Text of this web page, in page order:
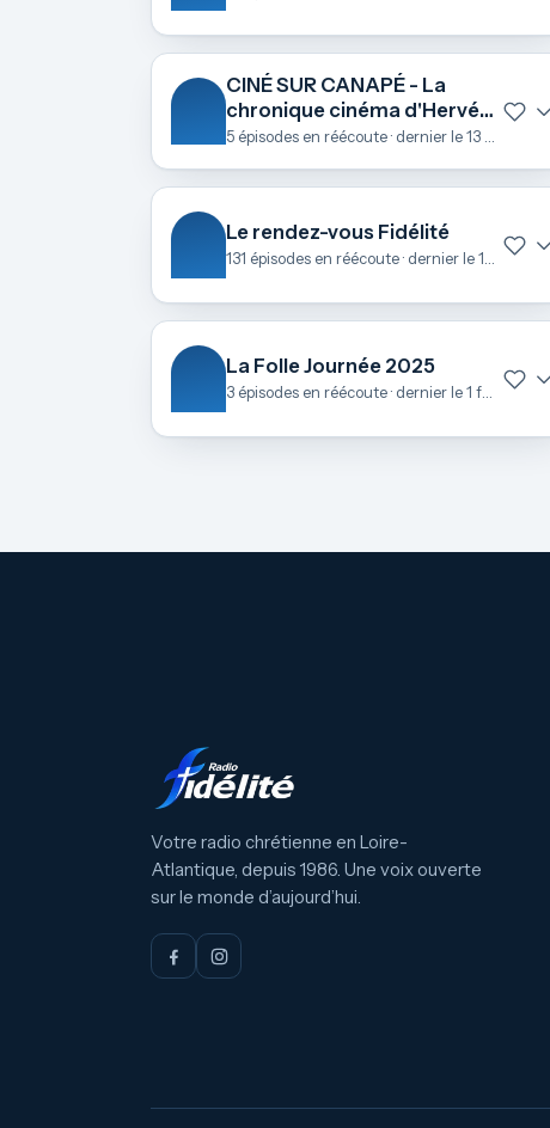
CINÉ SUR CANAPÉ - La
chronique cinéma d'Hervé
Le Roch
5 épisodes en réécoute · dernier le 13 octobre
Le rendez-vous Fidélité
La Folle Journée 2025
Votre radio chrétienne en Loire-
Atlantique, depuis 1986. Une voix ouverte
sur le monde d’aujourd’hui.